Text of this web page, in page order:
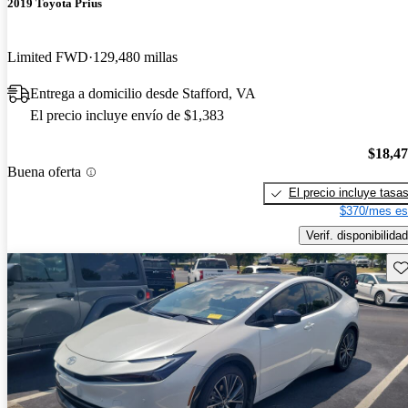
2019 Toyota Prius
Limited FWD 129,480 millas
Entrega a domicilio desde Stafford, VA
El precio incluye envío de $1,383
Buena oferta
El precio incluye tasas
$370/mes
Verif. disponibilidad